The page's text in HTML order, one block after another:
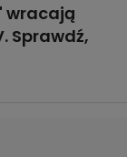
wracają
Sprawdź,